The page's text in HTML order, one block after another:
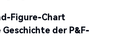
Figure-Chart
der P&F-